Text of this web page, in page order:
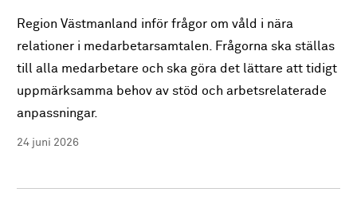
Region Västmanland inför frågor om våld i nära
relationer i medarbetarsamtalen. Frågorna ska ställas
till alla medarbetare och ska göra det lättare att tidigt
uppmärksamma behov av stöd och arbetsrelaterade
anpassningar.
24 juni 2026